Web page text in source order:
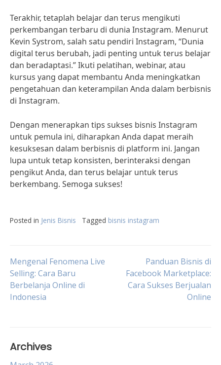
Terakhir, tetaplah belajar dan terus mengikuti
perkembangan terbaru di dunia Instagram. Menurut
Kevin Systrom, salah satu pendiri Instagram, “Dunia
digital terus berubah, jadi penting untuk terus belajar
dan beradaptasi.” Ikuti pelatihan, webinar, atau
kursus yang dapat membantu Anda meningkatkan
pengetahuan dan keterampilan Anda dalam berbisnis
di Instagram.
Dengan menerapkan tips sukses bisnis Instagram
untuk pemula ini, diharapkan Anda dapat meraih
kesuksesan dalam berbisnis di platform ini. Jangan
lupa untuk tetap konsisten, berinteraksi dengan
pengikut Anda, dan terus belajar untuk terus
berkembang. Semoga sukses!
Posted in Jenis Bisnis Tagged bisnis instagram
Post
navigation
Mengenal Fenomena Live
Selling: Cara Baru
Berbelanja Online di
Indonesia
Panduan Bisnis di
Facebook Marketplace:
Cara Sukses Berjualan
Online
Archives